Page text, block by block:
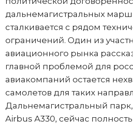
дальнемагистральных
сталкивается с рядом
ограничений. Один из
авиационного рынка
главной проблемой для
авиакомпаний остается
самолетов для таких
Дальнемагистральный
Airbus A330, сейчас